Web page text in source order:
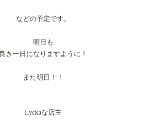
などの予定です。
明日も
良き一日になりますように！
また明日！！
Lyckaな店主